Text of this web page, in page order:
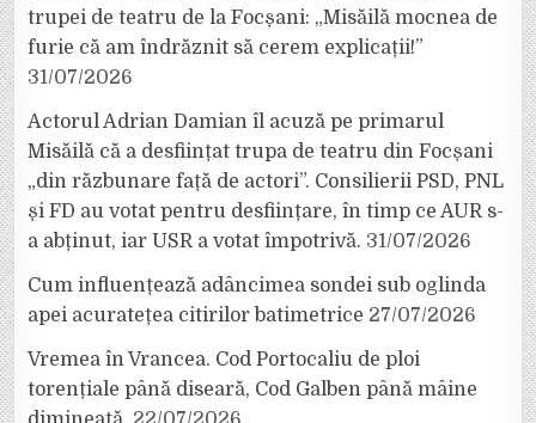
trupei de teatru de la Focșani: „Misăilă mocnea de
furie că am îndrăznit să cerem explicații!”
31/07/2026
Actorul Adrian Damian îl acuză pe primarul
Misăilă că a desființat trupa de teatru din Focșani
„din răzbunare față de actori”. Consilierii PSD, PNL
și FD au votat pentru desființare, în timp ce AUR s-
a abținut, iar USR a votat împotrivă. 31/07/2026
Cum influențează adâncimea sondei sub oglinda
apei acuratețea citirilor batimetrice 27/07/2026
Vremea în Vrancea. Cod Portocaliu de ploi
torențiale până diseară, Cod Galben până mâine